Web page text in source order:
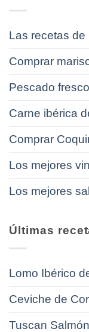
Las recetas
Comprar
Pescado
Carne ibérica
Comprar
Los mejores
Los mejores
Últimas
Lomo Ibérico
Ceviche de
Tuscan